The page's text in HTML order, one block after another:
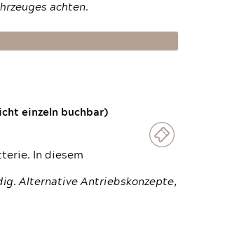
achten.
einzeln buchbar)
In diesem
Alternative Antriebskonzepte,